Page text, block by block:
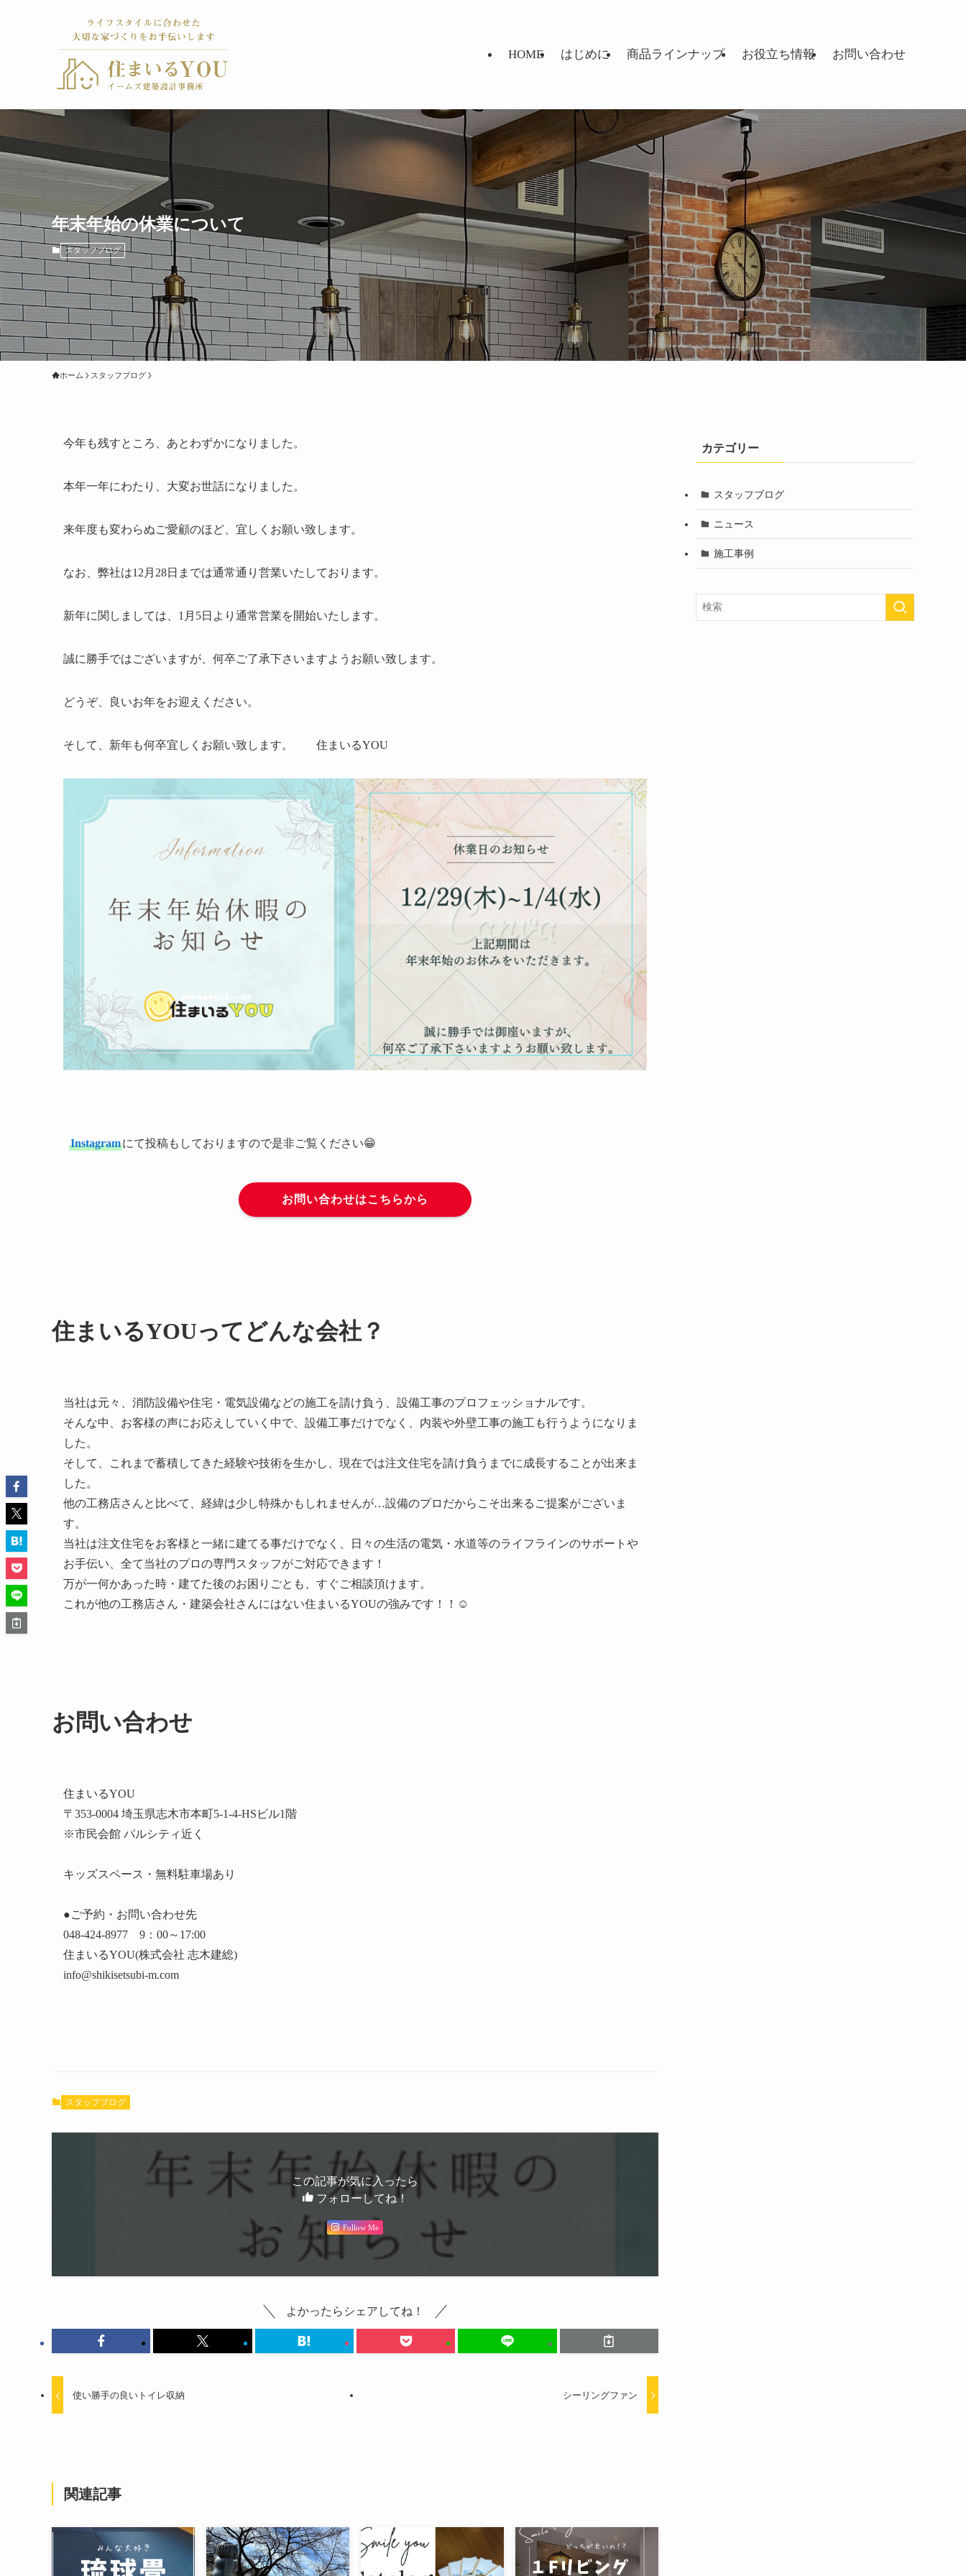
HOME はじめに 商品ラインナップ お役立ち情報 お問い合わせ
年末年始の休業について
スタッフブログ
ホーム スタッフブログ
今年も残すところ、あとわずかになりました。
本年一年にわたり、大変お世話になりました。
来年度も変わらぬご愛顧のほど、宜しくお願い致します。
なお、弊社は12月28日までは通常通り営業いたしております。
新年に関しましては、1月5日より通常営業を開始いたします。
誠に勝手ではございますが、何卒ご了承下さいますようお願い致します。
どうぞ、良いお年をお迎えください。
そして、新年も何卒宜しくお願い致します。 住まいるYOU
Instagramにて投稿もしておりますので是非ご覧ください😁
お問い合わせはこちらから
住まいるYOUってどんな会社？
当社は元々、消防設備や住宅・電気設備などの施工を請け負う、設備工事のプロフェッショナルです。
そんな中、お客様の声にお応えしていく中で、設備工事だけでなく、内装や外壁工事の施工も行うようになりま
した。
そして、これまで蓄積してきた経験や技術を生かし、現在では注文住宅を請け負うまでに成長することが出来ま
した。
他の工務店さんと比べて、経緯は少し特殊かもしれませんが…設備のプロだからこそ出来るご提案がございま
す。
当社は注文住宅をお客様と一緒に建てる事だけでなく、日々の生活の電気・水道等のライフラインのサポートや
お手伝い、全て当社のプロの専門スタッフがご対応できます！
万が一何かあった時・建てた後のお困りごとも、すぐご相談頂けます。
これが他の工務店さん・建築会社さんにはない住まいるYOUの強みです！！☺
お問い合わせ
住まいるYOU
〒353-0004 埼玉県志木市本町5-1-4-HSビル1階
※市民会館 パルシティ近く
キッズスペース・無料駐車場あり
●ご予約・お問い合わせ先
048-424-8977 9：00～17:00
住まいるYOU(株式会社 志木建総)
info@shikisetsubi-m.com
スタッフブログ
この記事が気に入ったら
フォローしてね！
Follow Me
よかったらシェアしてね！
使い勝手の良いトイレ収納 シーリングファン
関連記事
カテゴリー
スタッフブログ
ニュース
施工事例